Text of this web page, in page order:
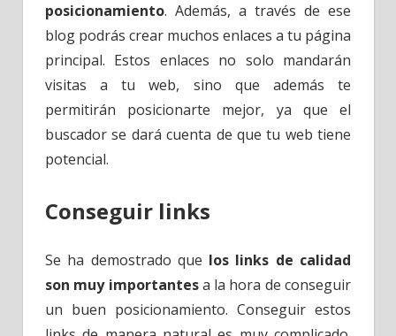
posicionamiento. Además, a través de ese
blog podrás crear muchos enlaces a tu página
principal. Estos enlaces no solo mandarán
visitas a tu web, sino que además te
permitirán posicionarte mejor, ya que el
buscador se dará cuenta de que tu web tiene
potencial.
Conseguir links
Se ha demostrado que los links de calidad
son muy importantesa la hora de conseguir
un buen posicionamiento. Conseguir estos